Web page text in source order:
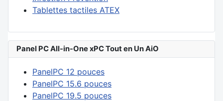
Tablettes tactiles ATEX
Panel PC All-in-One xPC Tout en Un AiO
PanelPC 12 pouces
PanelPC 15.6 pouces
PanelPC 19.5 pouces